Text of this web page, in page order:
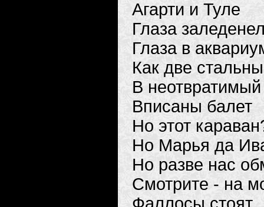
Агарти и Туле
Глаза
Глаза в
Как две
В неотвратимый
Вписаны балет
Но этот
Но Марья да
Но разве нас
Смотрите - на